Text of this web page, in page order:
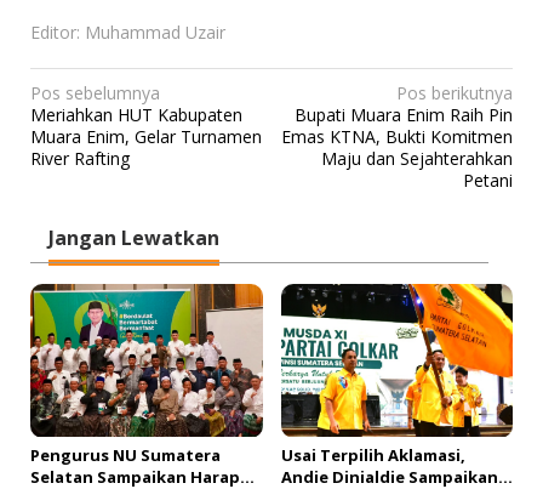
Editor: Muhammad Uzair
N
a
v
a
s
i
p
o
s
Pos sebelumnya
Meriahkan HUT Kabupaten
Muara Enim, Gelar Turnamen
River Rafting
Pos berikutnya
Bupati Muara Enim Raih Pin
Emas KTNA, Bukti Komitmen
Maju dan Sejahterahkan
Petani
Jangan Lewatkan
Pengurus NU Sumatera
Selatan Sampaikan Harapan
Usai Terpilih Aklamasi,
Andie Dinialdie Sampaikan